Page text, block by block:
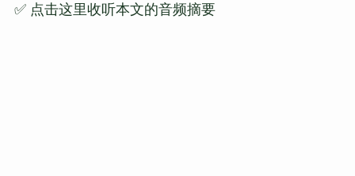
✅ 点击这里收听本文的音频摘要